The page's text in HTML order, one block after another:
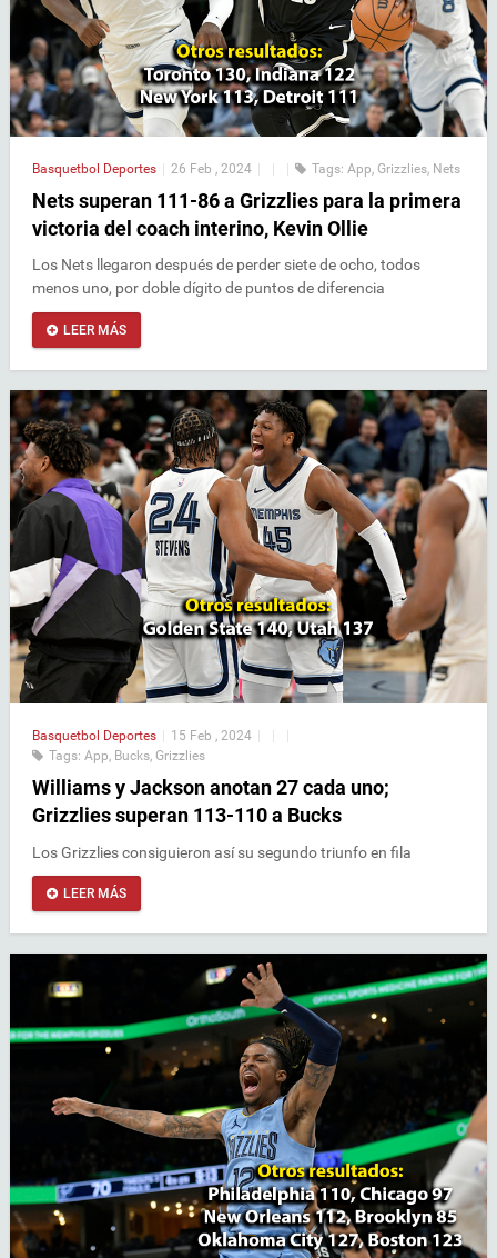
Basquetbol Deportes | 26 Feb , 2024 | | | Tags: App Grizzlies Nets
Nets superan 111-86 a Grizzlies para la primera
victoria del coach interino, Kevin Ollie
Los Nets llegaron después de perder siete de ocho, todos
menos uno, por doble dígito de puntos de diferencia
LEER MÁS
Basquetbol Deportes 15 Feb , 2024
Tags: App, Bucks, Grizzlies
Williams y Jackson anotan 27 cada uno;
Grizzlies superan 113-110 a Bucks
Los Grizzlies consiguieron así su segundo triunfo en fila
LEER MÁS